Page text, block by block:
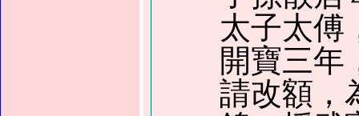
太子太傅
開寶三年
請改額，